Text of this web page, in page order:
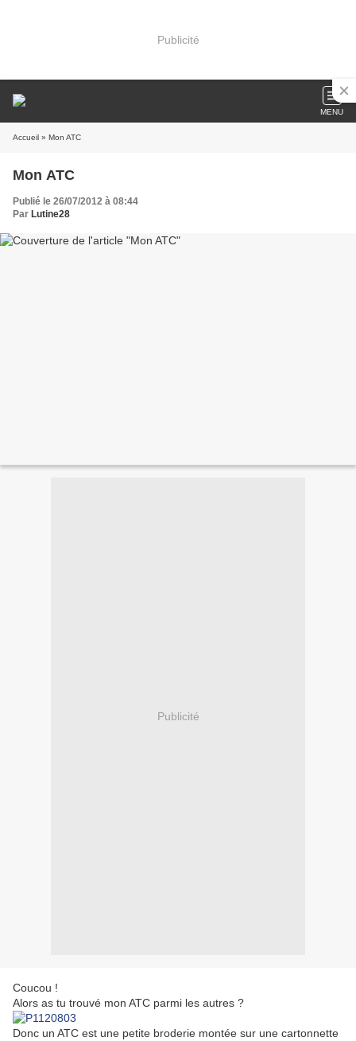
Publicité
MENU
Accueil » Mon ATC
Mon ATC
Publié le 26/07/2012 à 08:44
Par Lutine28
Publicité
Coucou !
Alors as tu trouvé mon ATC parmi les autres ?
Donc un ATC est une petite broderie montée sur une cartonnette